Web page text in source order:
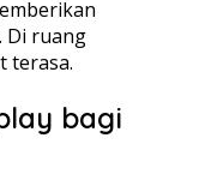
Di ruang
terasa.
bagi